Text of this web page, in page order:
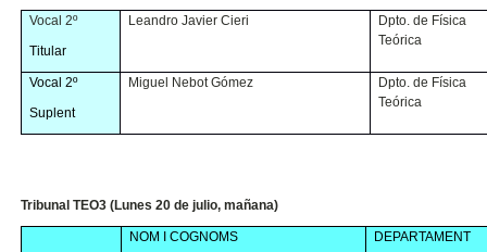
Vocal 2º
Titular
Leandro Javier Cieri
Dpto. de Física
Teórica
Vocal 2º
Suplent
Miguel Nebot Gómez
Dpto. de Física
Teórica
Tribunal TEO3 (Lunes 20 de julio, mañana)
NOM I COGNOMS DEPARTAMENT